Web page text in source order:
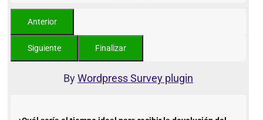
ByWordpress Survey plugin